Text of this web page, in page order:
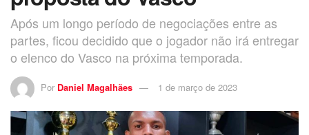
Após um longo período de negociações entre as
partes, ficou decidido que o jogador não irá entregar
o elenco do Vasco na próxima temporada.
Por Daniel Magalhães 1 de março de 2023